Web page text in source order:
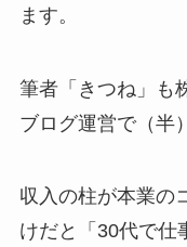
ます。
筆者「きつね」も
ブログ運営で（半
収入の柱が本業の
けだと「30代で仕